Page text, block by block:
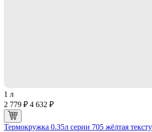
1 л
2 779 ₽ 4 632 ₽
Термокружка 0.35л серии 705 жёлтая